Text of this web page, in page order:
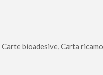
bioadesive, Carta ricamo